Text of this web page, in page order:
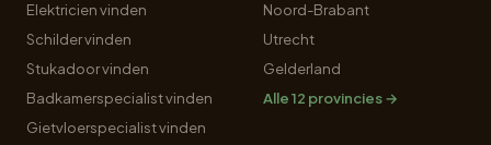
Elektricien vinden
Schilder vinden
Stukadoor vinden
Badkamerspecialist vinden
Gietvloerspecialist vinden
Noord-Brabant
Utrecht
Gelderland
Alle 12 provincies →